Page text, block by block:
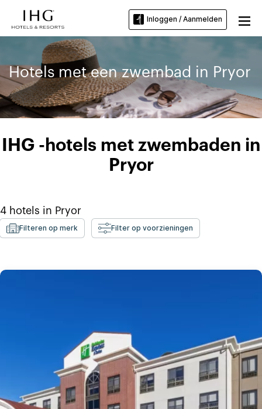
Inloggen / Aanmelden
Hotels met een zwembad in Pryor
IHG -hotels met zwembaden in
Pryor
4 hotels in Pryor
Filteren op merk Filter op voorzieningen